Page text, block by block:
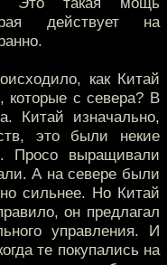
действует на
как Китай
которые с севера? В
Китай изначально,
это были некие
Просо выращивали
А на севере были
сильнее. Но Китай
он предлагал
управления. И
те покупались на